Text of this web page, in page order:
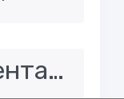
Твой комментарий..